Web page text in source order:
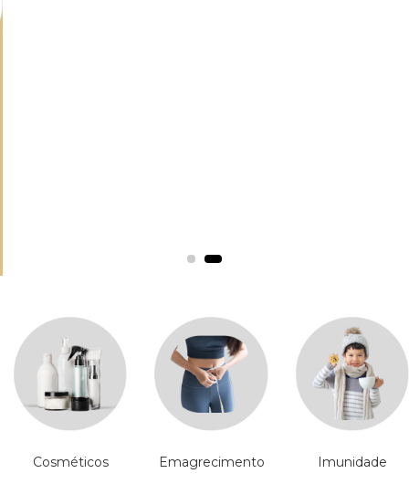
Cosméticos Emagrecimento Imunidade